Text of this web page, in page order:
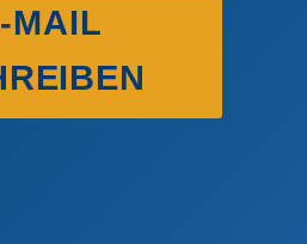
MAIL